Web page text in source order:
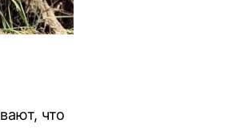
что